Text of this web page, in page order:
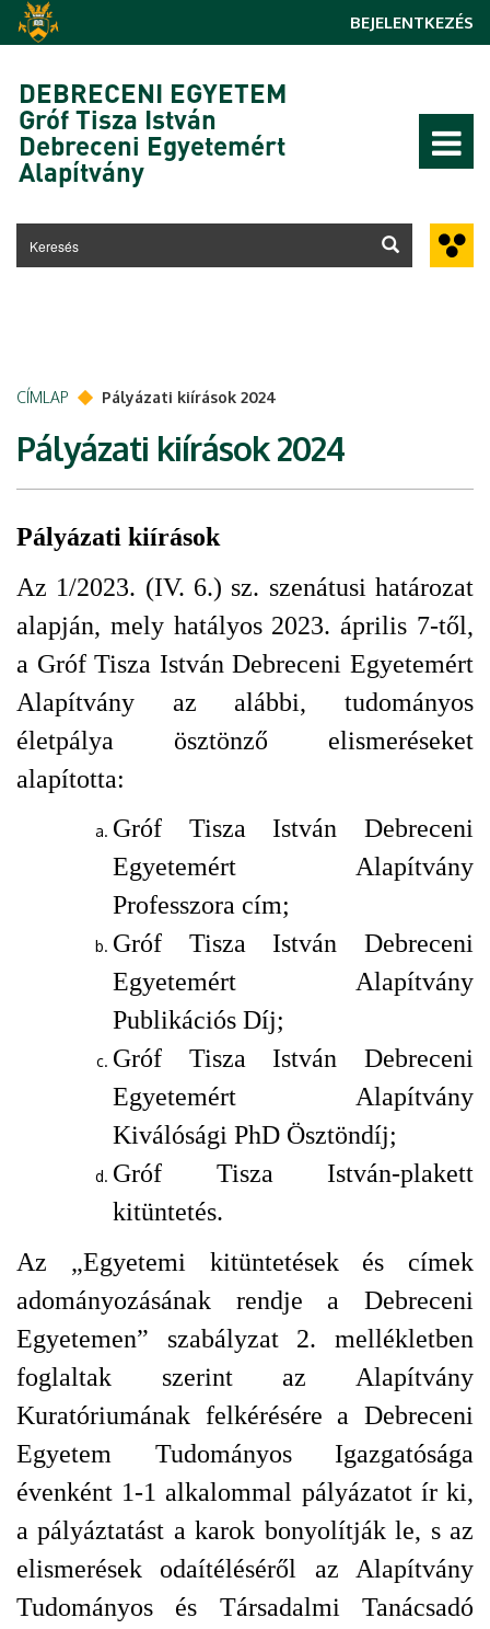
Ugrás a tartalomra
BEJELENTKEZÉS
DEBRECENI EGYETEM
Gróf Tisza István
Debreceni Egyetemért
Alapítvány
CÍMLAP Pályázati kiírások 2024
Pályázati kiírások 2024
Pályázati kiírások
Az 1/2023. (IV. 6.) sz. szenátusi határozat
alapján, mely hatályos 2023. április 7-től,
a Gróf Tisza István Debreceni Egyetemért
Alapítvány az alábbi, tudományos
életpálya ösztönző elismeréseket
alapította:
Gróf Tisza István Debreceni
Egyetemért Alapítvány
Professzora cím;
Gróf Tisza István Debreceni
Egyetemért Alapítvány
Publikációs Díj;
Gróf Tisza István Debreceni
Egyetemért Alapítvány
Kiválósági PhD Ösztöndíj;
Gróf Tisza István-plakett
kitüntetés.
Az „Egyetemi kitüntetések és címek
adományozásának rendje a Debreceni
Egyetemen” szabályzat 2. mellékletben
foglaltak szerint az Alapítvány
Kuratóriumának felkérésére a Debreceni
Egyetem Tudományos Igazgatósága
évenként 1-1 alkalommal pályázatot ír ki,
a pályáztatást a karok bonyolítják le, s az
elismerések odaítéléséről az Alapítvány
Tudományos és Társadalmi Tanácsadó